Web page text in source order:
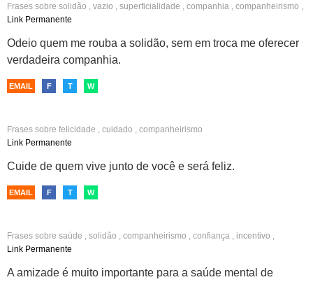
Frases sobre solidão , vazio , superficialidade , companhia , companheirismo ,
amizade
Link Permanente
Odeio quem me rouba a solidão, sem em troca me oferecer
verdadeira companhia.
EMAIL F T W
Frases sobre felicidade , cuidado , companheirismo
Link Permanente
Cuide de quem vive junto de você e será feliz.
EMAIL F T W
Frases sobre saúde , solidão , companheirismo , confiança , incentivo ,
dificuldades,força
Link Permanente
A amizade é muito importante para a saúde mental de